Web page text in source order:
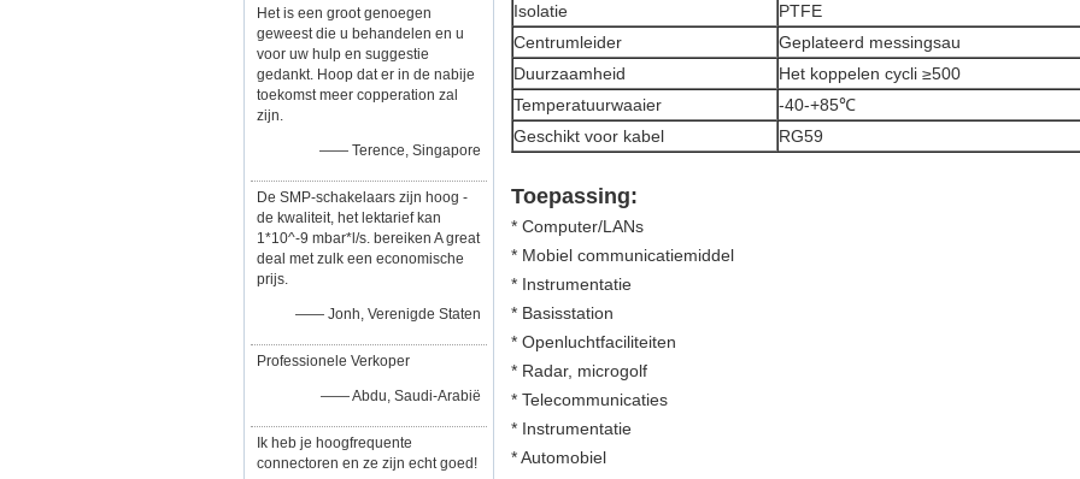
Het is een groot genoegen
geweest die u behandelen en u
voor uw hulp en suggestie
gedankt. Hoop dat er in de nabije
toekomst meer copperation zal
zijn.
—— Terence, Singapore
De SMP-schakelaars zijn hoog -
de kwaliteit, het lektarief kan
1*10^-9 mbar*l/s. bereiken A great
deal met zulk een economische
prijs.
—— Jonh, Verenigde Staten
Professionele Verkoper
—— Abdu, Saudi-Arabië
Ik heb je hoogfrequente
connectoren en ze zijn echt goed!
Isolatie
PTFE
Centrumleider
Geplateerd messingsau
Duurzaamheid
Het koppelen cycli ≥500
Temperatuurwaaier
-40-+85℃
Geschikt voor kabel
RG59
Toepassing:
* Computer/LANs
* Mobiel communicatiemiddel
* Instrumentatie
* Basisstation
* Openluchtfaciliteiten
* Radar, microgolf
* Telecommunicaties
* Instrumentatie
* Automobiel